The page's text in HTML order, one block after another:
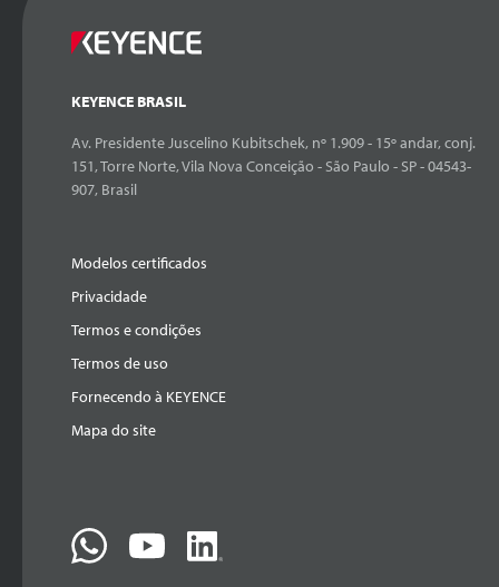
KEYENCE BRASIL
Av. Presidente Juscelino Kubitschek, nº 1.909 - 15º andar, conj.
151, Torre Norte, Vila Nova Conceição - São Paulo - SP - 04543-
907, Brasil
Modelos certificados
Privacidade
Termos e condições
Termos de uso
Fornecendo à KEYENCE
Mapa do site